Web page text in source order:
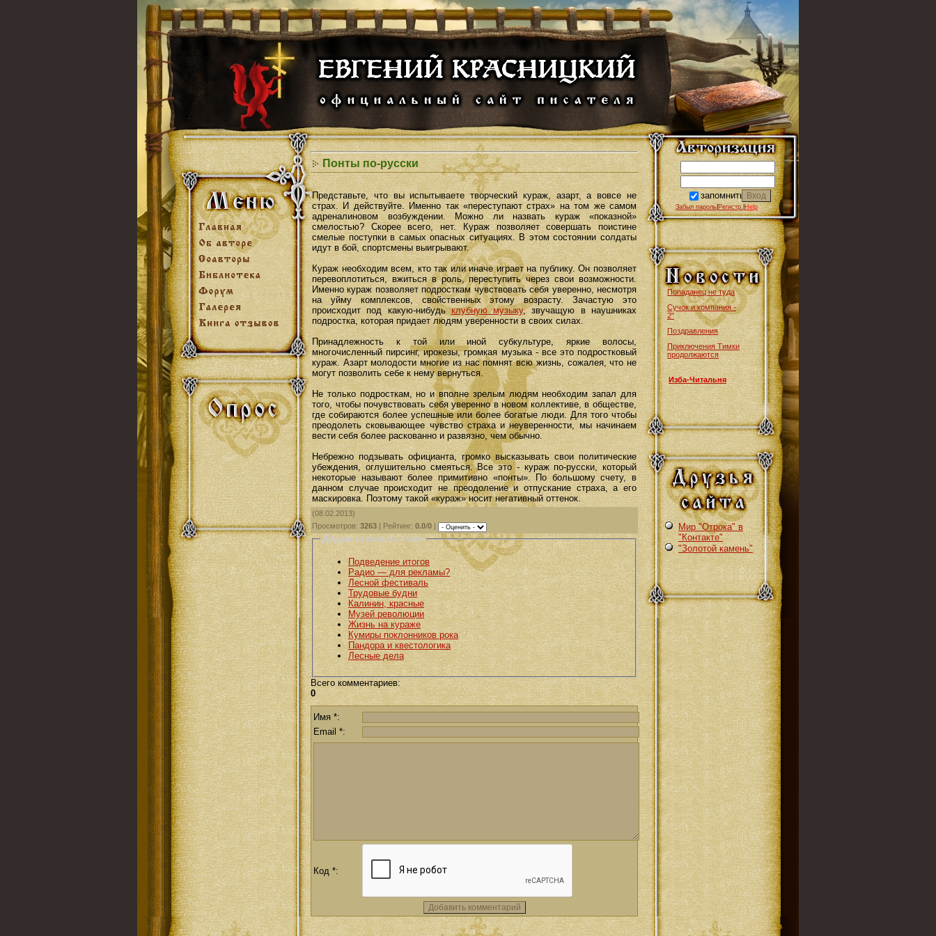
Понты по-русски
Представьте, что вы испытываете творческий кураж, азарт, а вовсе не
страх. И действуйте. Именно так «переступают страх» на том же самом
адреналиновом возбуждении. Можно ли назвать кураж «показной»
смелостью? Скорее всего, нет. Кураж позволяет совершать поистине
смелые поступки в самых опасных ситуациях. В этом состоянии солдаты
идут в бой, спортсмены выигрывают.
Кураж необходим всем, кто так или иначе играет на публику. Он позволяет
перевоплотиться, вжиться в роль, переступить через свои возможности.
Именно кураж позволяет подросткам чувствовать себя уверенно, несмотря
на уйму комплексов, свойственных этому возрасту. Зачастую это
происходит под какую-нибудьклубную музыку, звучащую в наушниках
подростка, которая придает людям уверенности в своих силах.
Принадлежность к той или иной субкультуре, яркие волосы,
многочисленный пирсинг, ирокезы, громкая музыка - все это подростковый
кураж. Азарт молодости многие из нас помнят всю жизнь, сожалея, что не
могут позволить себе к нему вернуться.
Не только подросткам, но и вполне зрелым людям необходим запал для
того, чтобы почувствовать себя уверенно в новом коллективе, в обществе,
где собираются более успешные или более богатые люди. Для того чтобы
преодолеть сковывающее чувство страха и неуверенности, мы начинаем
вести себя более раскованно и развязно, чем обычно.
Небрежно подзывать официанта, громко высказывать свои политические
убеждения, оглушительно смеяться. Все это - кураж по-русски, который
некоторые называют более примитивно «понты». По большому счету, в
данном случае происходит не преодоление и отпускание страха, а его
маскировка. Поэтому такой «кураж» носит негативный оттенок.
(08.02.2013)
Просмотров: 3263 Рейтинг: 0.0/0
Другие статьи по теме:
Подведение итогов
Радио — для рекламы?
Лесной фестиваль
Трудовые будни
Калинин, красные
Музей революции
Жизнь на кураже
Кумиры поклонников рока
Пандора и квестологика
Лесные дела
Всего комментариев:
0
Имя *:
Email *:
Код *:
запомнить
Забыл пароль Регистр. Help
Попаданец не туда
Сучок и компания -
2"
Поздравления
Приключения Тимки
продолжаются
Изба-Читальня
Мир "Отрока" в
"Контакте"
"Золотой камень"